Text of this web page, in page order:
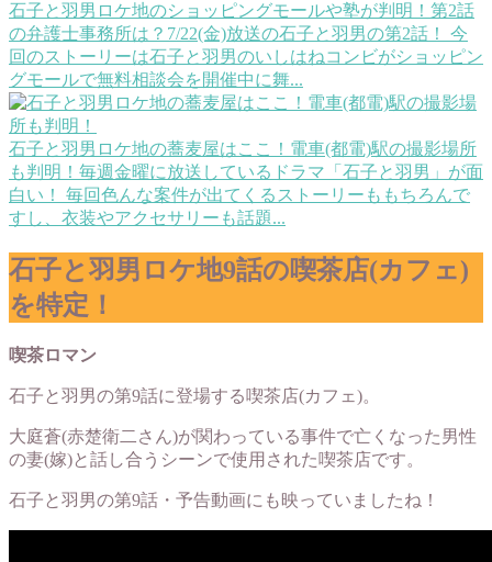
石子と羽男ロケ地のショッピングモールや塾が判明！第2話
の弁護士事務所は？ 7/22(金)放送の石子と羽男の第2話！ 今
回のストーリーは石子と羽男のいしはねコンビがショッピン
グモールで無料相談会を開催中に舞...
石子と羽男ロケ地の蕎麦屋はここ！電車(都電)駅の撮影場所
も判明！ 毎週金曜に放送しているドラマ「石子と羽男」が面
白い！ 毎回色んな案件が出てくるストーリーももちろんで
すし、衣装やアクセサリーも話題...
石子と羽男ロケ地9話の喫茶店(カフェ)
を特定！
喫茶ロマン
石子と羽男の第9話に登場する喫茶店(カフェ)。
大庭蒼(赤楚衛二さん)が関わっている事件で亡くなった男性
の妻(嫁)と話し合うシーンで使用された喫茶店です。
石子と羽男の第9話・予告動画にも映っていましたね！